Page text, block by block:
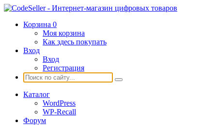
Корзина 0
Моя корзина
Как здесь покупать
Вход
Вход
Регистрация
Каталог
WordPress
WP-Recall
Форум